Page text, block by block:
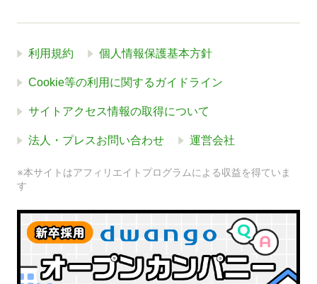
利用規約 個人情報保護基本方針
Cookie等の利用に関するガイドライン
サイトアクセス情報の取得について
法人・プレスお問い合わせ 運営会社
※本サイトはアフィリエイトプログラムによる収益を得ていま
す